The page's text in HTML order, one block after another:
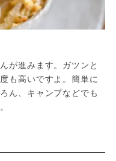
が進みます。ガツンと
も高いですよ。簡単に
ん、キャンプなどでも